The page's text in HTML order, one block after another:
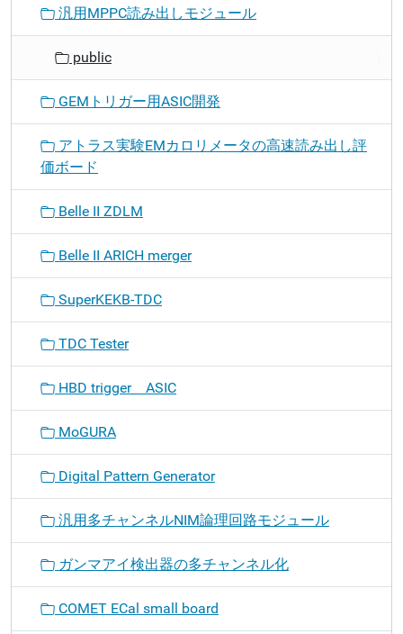
汎用MPPC読み出しモジュール
public
GEMトリガー用ASIC開発
アトラス実験EMカロリメータの高速読み出し評
価ボード
Belle II ZDLM
Belle II ARICH merger
SuperKEKB-TDC
TDC Tester
HBD trigger ASIC
MoGURA
Digital Pattern Generator
汎用多チャンネルNIM論理回路モジュール
ガンマアイ検出器の多チャンネル化
COMET ECal small board